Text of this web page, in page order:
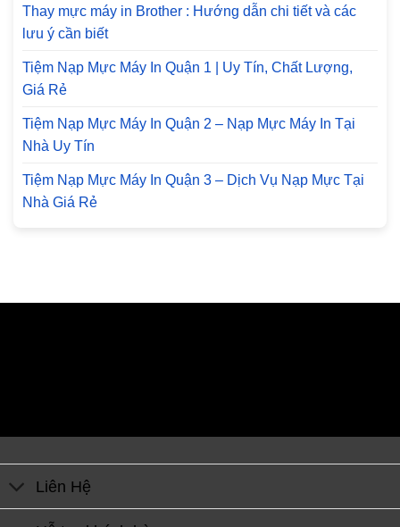
Thay mực máy in Brother : Hướng dẫn chi tiết và các
lưu ý cần biết
Tiệm Nạp Mực Máy In Quận 1 | Uy Tín, Chất Lượng,
Giá Rẻ
Tiệm Nạp Mực Máy In Quận 2 – Nạp Mực Máy In Tại
Nhà Uy Tín
Tiệm Nạp Mực Máy In Quận 3 – Dịch Vụ Nạp Mực Tại
Nhà Giá Rẻ
Liên Hệ